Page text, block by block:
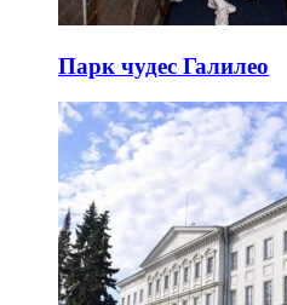
Парк чудес Галилео